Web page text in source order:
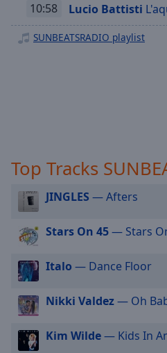
Descriptions
descriptions
subtitles
settings
dialog
subtitles
off
selected
Audio
Track
Picture-
Picture
Fullscreen
10:58 Lucio Battisti
SUNBEATSRADIO playlist
Top Tracks
JINGLES — Afters
Stars On 45— Stars
Italo — Dance Floor
Nikki Valdez— Oh
Kim Wilde— Kids In